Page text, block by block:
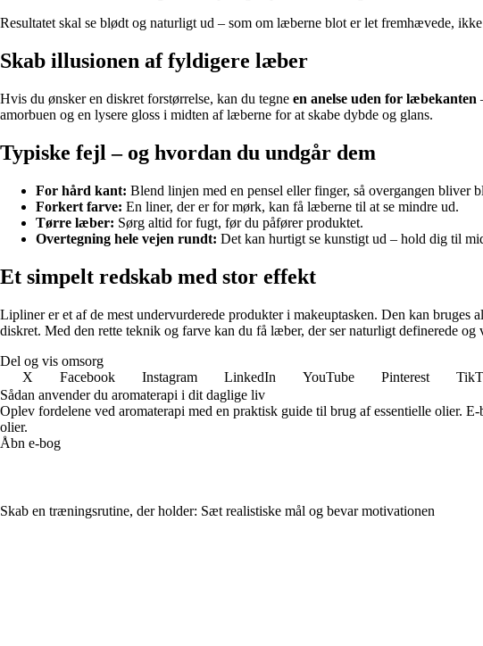
Resultatet skal se blødt og naturligt ud – som om læberne blot er let fremhævede,
Skab illusionen af fyldigere læber
Hvis du ønsker en diskret forstørrelse, kan du tegne en anelse uden for læbekanten
amorbuen og en lysere gloss i midten af læberne for at skabe dybde og glans.
Typiske fejl – og hvordan du undgår dem
For hård kant: Blend linjen med en pensel eller finger, så overgangen bliver
Forkert farve: En liner, der er for mørk, kan få læberne til at se mindre ud.
Tørre læber: Sørg altid for fugt, før du påfører produktet.
Overtegning hele vejen rundt: Det kan hurtigt se kunstigt ud – hold dig til
Et simpelt redskab med stor effekt
Lipliner er et af de mest undervurderede produkter i makeuptasken. Den kan
diskret. Med den rette teknik og farve kan du få læber, der ser naturligt definerede
Del og vis omsorg
X
Facebook Instagram LinkedIn YouTube Pinterest
Sådan anvender du aromaterapi i dit daglige liv
Oplev fordelene ved aromaterapi med en praktisk guide til brug af essentielle olier.
olier.
Åbn e-bog
Skab en træningsrutine, der holder: Sæt realistiske mål og bevar motivationen